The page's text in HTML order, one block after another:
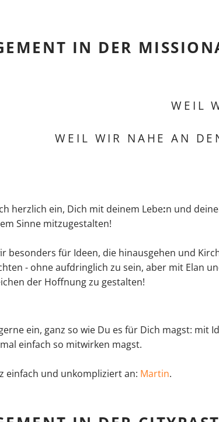
IN DER
WEIL
WEIL WIR NAHE AN
herzlich ein, Dich mit deinem Lebe:n und
Sinne mitzugestalten!
besonders für Ideen, die hinausgehen und
- ohne aufdringlich zu sein, aber mit Elan
der Hoffnung zu gestalten!
ein, ganz so wie Du es für Dich magst: mit
einfach so mitwirken magst.
einfach und unkompliziert an: Martin.